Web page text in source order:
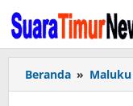
Lewati
ke
konten
Beranda » Maluku